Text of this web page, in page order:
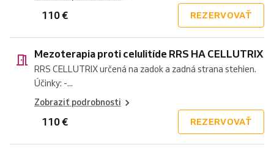
110 € REZERVOVAŤ
Mezoterapia proti celulitíde RRS HA CELLUTRIX
RRS CELLUTRIX určená na zadok a zadná strana stehien.
Účinky: -...
Zobraziť podrobnosti
110 € REZERVOVAŤ